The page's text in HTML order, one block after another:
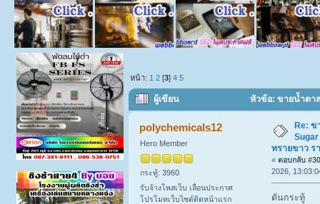
หน้า: 1 2 [3]4 5
ผู้เขียน หัวข้อ: ขายน้ำตา
โรงงาน (อ่าน 488 ครั้ง)
polychemicals12
Hero Member
กระทู้: 3960
รับจ้างโพสเว็บ เลื่อนประกาศ
โปรโมทเว็บไซต์ติดหน้าแรก
Re: ข
ทรายขาว ร
« ตอบกลับ
2026,
ดันกระทู้